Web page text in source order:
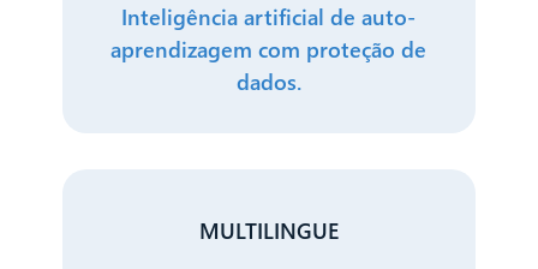
Inteligência artificial de auto-
aprendizagem com proteção de
dados.
MULTILINGUE